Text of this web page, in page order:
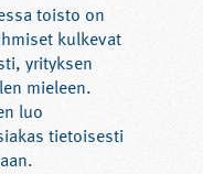
toisto on
kulkevat
yrityksen
mieleen.
luo
tietoisesti